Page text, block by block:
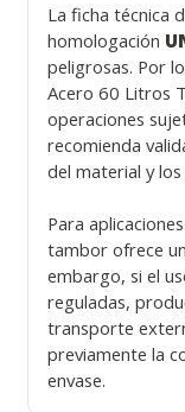
La ficha técnica
homologación
peligrosas. Por
Acero 60 Litros
operaciones
recomienda
del material y
Para
tambor ofrece
embargo, si el
reguladas,
transporte
previamente la
envase.